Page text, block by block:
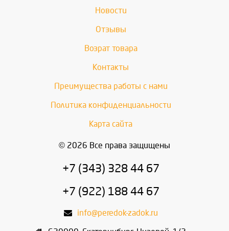
Новости
Отзывы
Возрат товара
Контакты
Преимущества работы с нами
Политика конфиденциальности
Карта сайта
© 2026 Все права защищены
+7 (343) 328 44 67
+7 (922) 188 44 67
info@peredok-zadok.ru